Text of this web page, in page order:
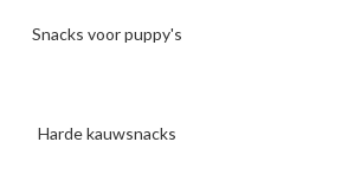
Snacks voor puppy's
Harde kauwsnacks